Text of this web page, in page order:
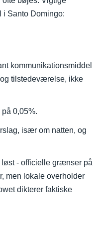
i Santo Domingo:
kommunikationsmiddel
tilstedeværelse, ikke
0,05%.
især om natten, og
- officielle grænser på
men lokale overholder
dikterer faktiske